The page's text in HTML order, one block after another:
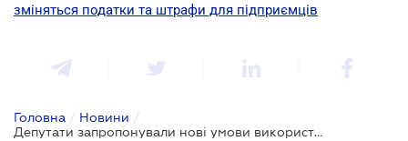
зміняться податки та штрафи для підприємців
Головна / Новини /
Депутати запропонували нові умови використання РРО для ФОП